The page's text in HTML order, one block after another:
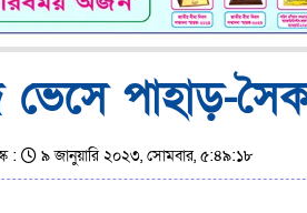
ভেসে পাহাড়-
: ৯ জানুয়ারি ২০২৩, সোমবার, ৫:৪৯:১৮